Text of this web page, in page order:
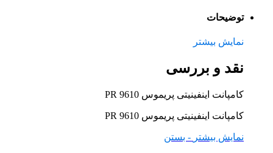
توضیحات
نمایش بیشتر
نقد و بررسی
کامپانت اینفینیتی پریموس PR 9610
کامپانت اینفینیتی پریموس PR 9610
نمایش بیشتر - بستن